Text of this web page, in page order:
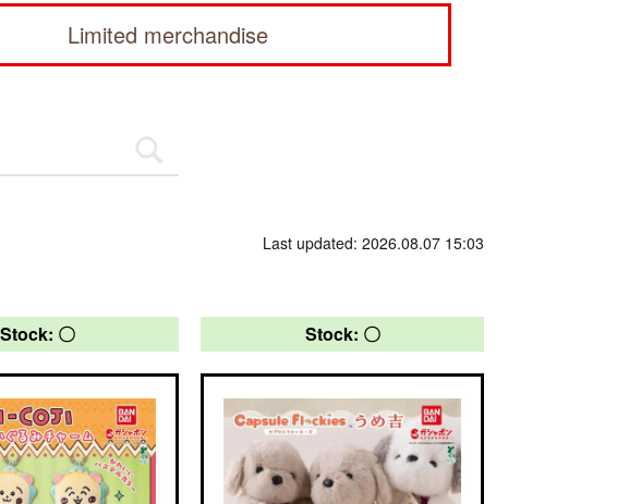
Limited merchandise
Last updated: 2026.08.07 15:03
Stock: 〇 Stock: 〇